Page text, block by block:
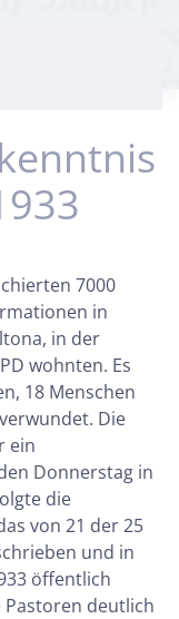
7000
in
in der
wohnten. Es
18 Menschen
Die
ein
Donnerstag in
die
von 21 der 25
und in
öffentlich
deutlich